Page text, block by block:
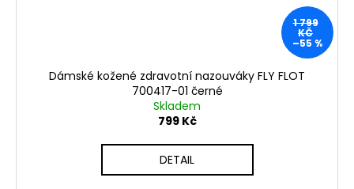
1 799
KČ
–55 %
Dámské kožené zdravotní nazouváky FLY FLOT
700417-01 černé
Skladem
799 Kč
DETAIL